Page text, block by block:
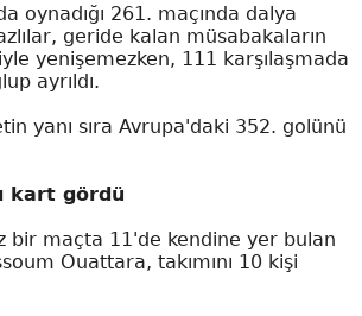
oynadığı 261. maçında dalya
geride kalan müsabakaların
yenişemezken, 111 karşılaşmada
ayrıldı.
yanı sıra Avrupa'daki 352. golünü
kart gördü
bir maçta 11'de kendine yer bulan
Ouattara, takımını 10 kişi